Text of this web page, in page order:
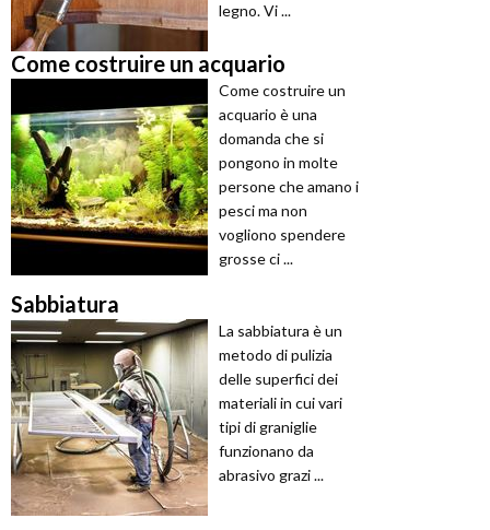
legno. Vi ...
Come costruire un acquario
Come costruire un
acquario è una
domanda che si
pongono in molte
persone che amano i
pesci ma non
vogliono spendere
grosse ci ...
Sabbiatura
La sabbiatura è un
metodo di pulizia
delle superfici dei
materiali in cui vari
tipi di graniglie
funzionano da
abrasivo grazi ...